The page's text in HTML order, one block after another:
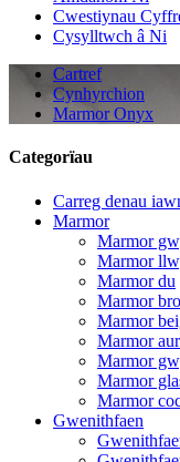
Cwestiynau
Cysylltwch â Ni
Cartref
Cynhyrchion
Marmor Onyx
Categorïau
Carreg denau
Marmor
Marmor
Marmor
Marmor du
Marmor
Marmor
Marmor aur
Marmor
Marmor
Marmor
Gwenithfaen